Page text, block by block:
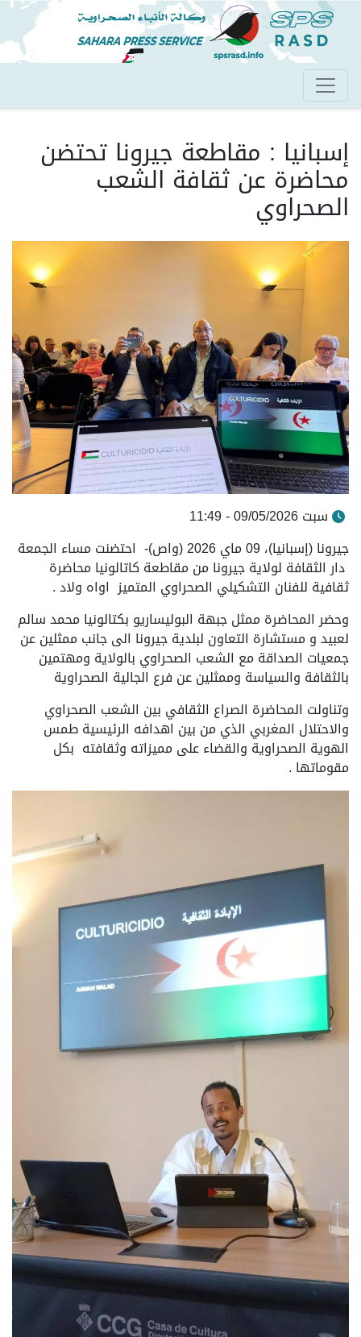
تجاوز
إلى
المحتوى
الرئيسي
إسبانيا : مقاطعة جيرونا تحتضن
محاضرة عن ثقافة الشعب
الصحراوي
سبت 09/05/2026 - 11:49
جيرونا (إسبانيا)، 09 ماي 2026 (واص)- احتضنت مساء الجمعة
دار الثقافة لولاية جيرونا من مقاطعة كاتالونيا محاضرة
ثقافية للفنان التشكيلي الصحراوي المتميز اواه ولاد .
وحضر المحاضرة ممثل جبهة البوليساريو بكتالونيا محمد سالم
لعبيد و مستشارة التعاون لبلدية جيرونا الى جانب ممثلين عن
جمعيات الصداقة مع الشعب الصحراوي بالولاية ومهتمين
بالثقافة والسياسة وممثلين عن فرع الجالية الصحراوية
وتناولت المحاضرة الصراع الثقافي بين الشعب الصحراوي
والاحتلال المغربي الذي من بين اهدافه الرئيسية طمس
الهوية الصحراوية والقضاء على مميزاته وثقافته بكل
مقوماتها .